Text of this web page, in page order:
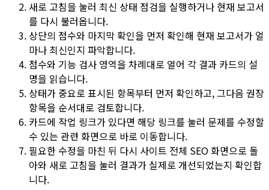
새로 고침을 눌러 최신 상태 점검을 실행하거나 현재 보고서
를 다시 불러옵니다.
상단의 점수와 마지막 확인을 먼저 확인해 현재 보고서가 얼
마나 최신인지 파악합니다.
점수와 기능 검사 영역을 차례대로 열어 각 결과 카드의 설
명을 읽습니다.
상태가 중요로 표시된 항목부터 먼저 확인하고, 그다음 권장
항목을 순서대로 검토합니다.
카드에 작업 링크가 있다면 해당 링크를 눌러 문제를 수정할
수 있는 관련 화면으로 바로 이동합니다.
필요한 수정을 마친 뒤 다시 사이트 전체 SEO 화면으로 돌
아와 새로 고침을 눌러 결과가 실제로 개선되었는지 확인합
니다.